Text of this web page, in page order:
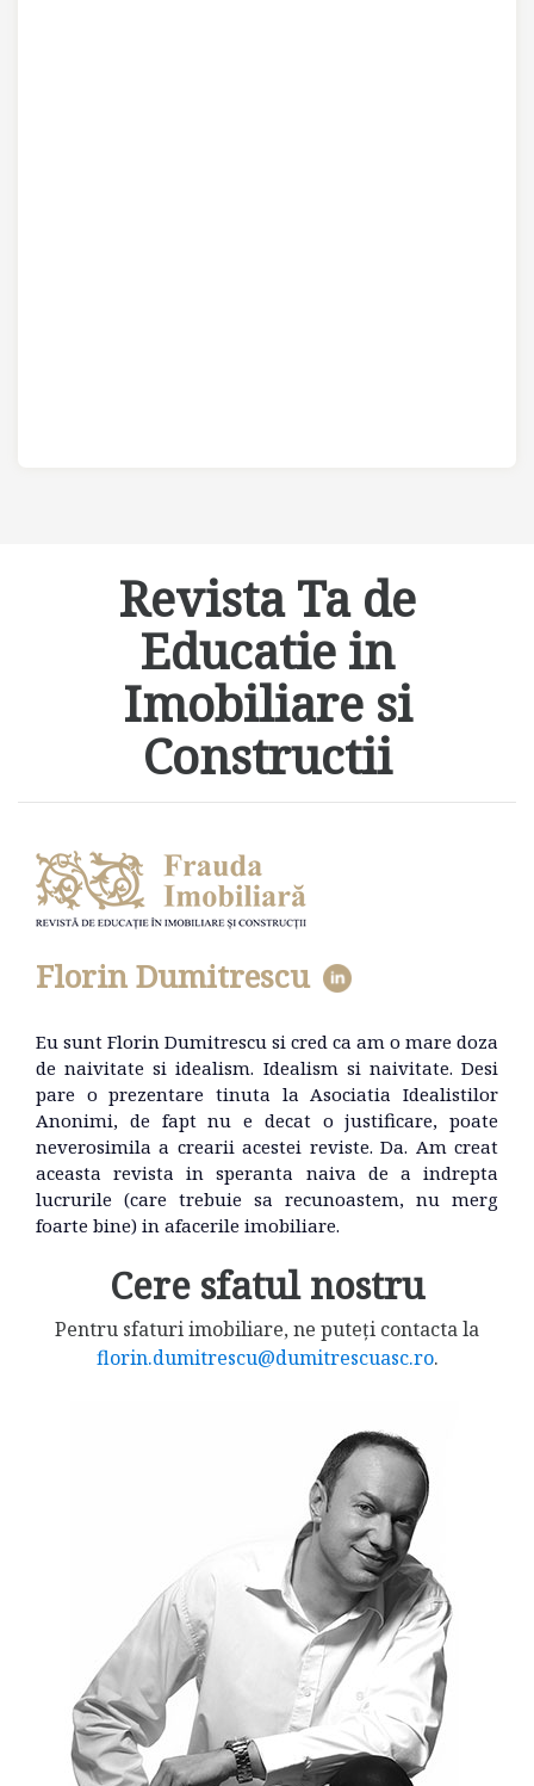
Revista Ta de
Educatie in
Imobiliare si
Constructii
Florin Dumitrescu
Eu sunt Florin Dumitrescu si cred ca am o mare doza
de naivitate si idealism. Idealism si naivitate. Desi
pare o prezentare tinuta la Asociatia Idealistilor
Anonimi, de fapt nu e decat o justificare, poate
neverosimila a crearii acestei reviste. Da. Am creat
aceasta revista in speranta naiva de a indrepta
lucrurile (care trebuie sa recunoastem, nu merg
foarte bine) in afacerile imobiliare.
Cere sfatul nostru
Pentru sfaturi imobiliare, ne puteți contacta la
florin.dumitrescu@dumitrescuasc.ro.